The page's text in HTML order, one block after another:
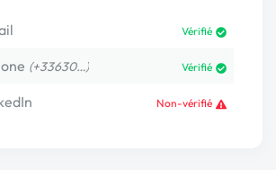
Vérifié
(+33630…) Vérifié
Non-vérifié